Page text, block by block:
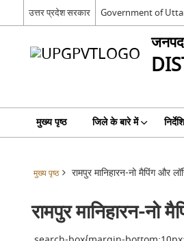
उत्तर प्रदेश सरकार Government of
मुख्य पृष्ठ जिले के बारे में
मुख्य पृष्ठ रामपुर मानिहारन-नो मैपिंग और
रामपुर मानिहारन-